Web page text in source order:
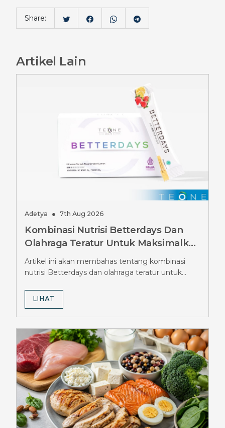
Share:
Artikel Lain
Adetya ● 7th Aug 2026
Kombinasi Nutrisi Betterdays Dan
Olahraga Teratur Untuk Maksimalkan
Hasil Diet Ozempic, Wajib Tahu
Strateginya
Artikel ini akan membahas tentang kombinasi
nutrisi Betterdays dan olahraga teratur untuk
LIHAT